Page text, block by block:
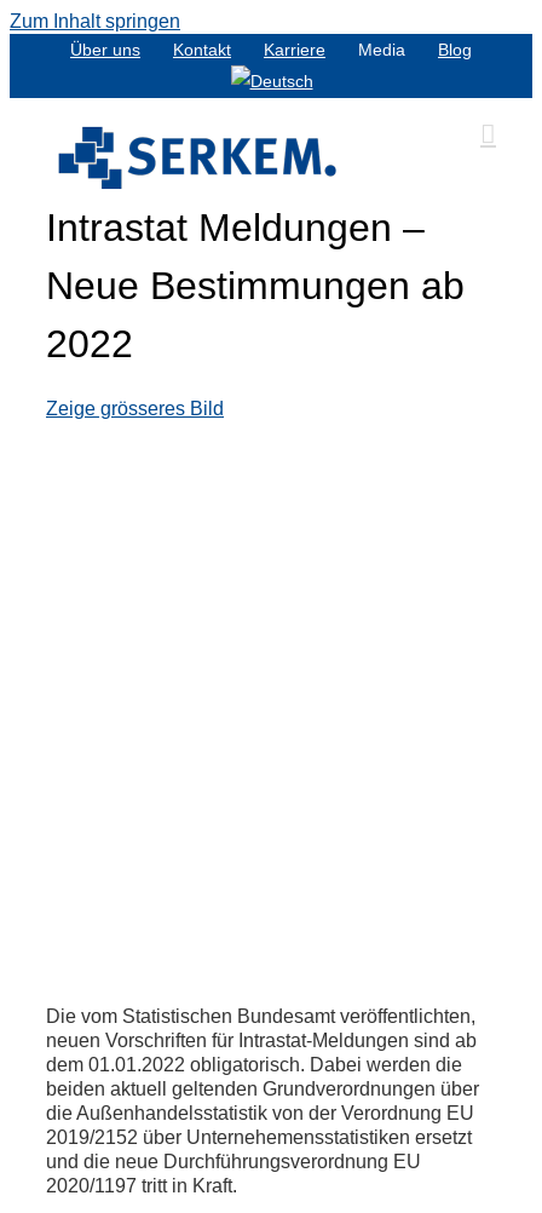
Zum Inhalt springen
Über uns Kontakt Karriere Media Blog
Zeige grösseres Bild
Intrastat Meldungen –
Neue Bestimmungen ab
2022
Die vom Statistischen Bundesamt veröffentlichten,
neuen Vorschriften für Intrastat-Meldungen sind ab
dem 01.01.2022 obligatorisch. Dabei werden die
beiden aktuell geltenden Grundverordnungen über
die Außenhandelsstatistik von der Verordnung EU
2019/2152 über Unternehemensstatistiken ersetzt
und die neue Durchführungsverordnung EU
2020/1197 tritt in Kraft.